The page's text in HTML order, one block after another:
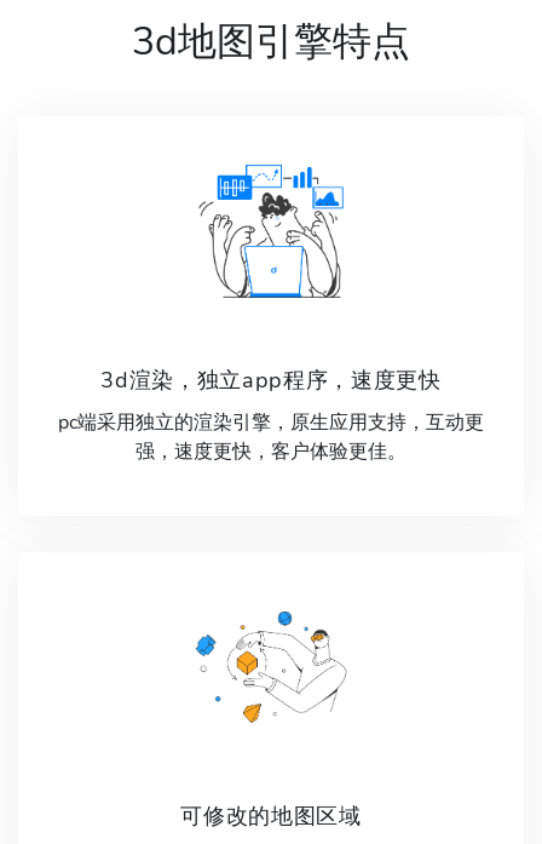
3d地图引擎特点
3d渲染，独立app程序，速度更快
pc端采用独立的渲染引擎，原生应用支持，互动更
强，速度更快，客户体验更佳。
可修改的地图区域